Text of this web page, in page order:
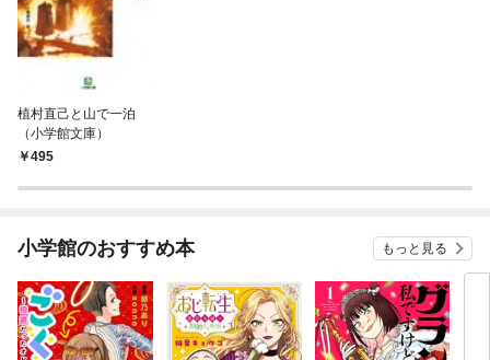
植村直己と山で一泊
（小学館文庫）
495
小学館のおすすめ本 もっと見る